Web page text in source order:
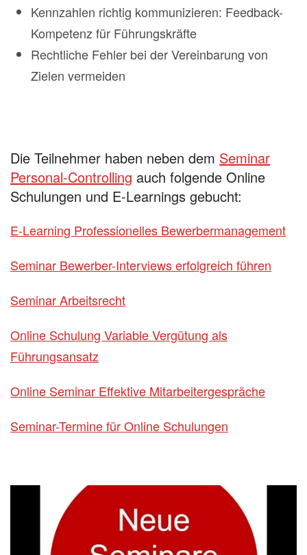
Kennzahlen richtig kommunizieren: Feedback-
Kompetenz für Führungskräfte
Rechtliche Fehler bei der Vereinbarung von
Zielen vermeiden
Die Teilnehmer haben neben dem Seminar
Personal-Controlling auch folgende Online
Schulungen und E-Learnings gebucht:
E-Learning Professionelles Bewerbermanagement
Seminar Bewerber-Interviews erfolgreich führen
Seminar Arbeitsrecht
Online Schulung Variable Vergütung als
Führungsansatz
Online Seminar Effektive Mitarbeitergespräche
Seminar-Termine für Online Schulungen